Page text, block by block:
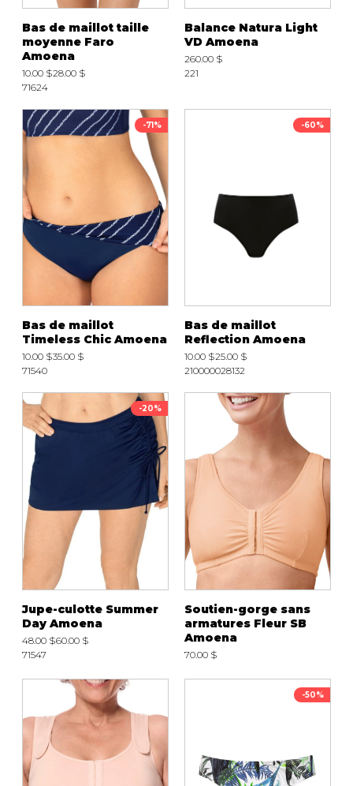
Bas de maillot taille
moyenne Faro
Amoena
10.00 $28.00 $
71624
Balance Natura Light
VD Amoena
260.00 $
221
-71%
Bas de maillot
Timeless Chic Amoena
10.00 $35.00 $
71540
-60%
Bas de maillot
Reflection Amoena
10.00 $25.00 $
210000028132
-20%
Jupe-culotte Summer
Day Amoena
48.00 $60.00 $
71547
Soutien-gorge sans
armatures Fleur SB
Amoena
70.00 $
-50%